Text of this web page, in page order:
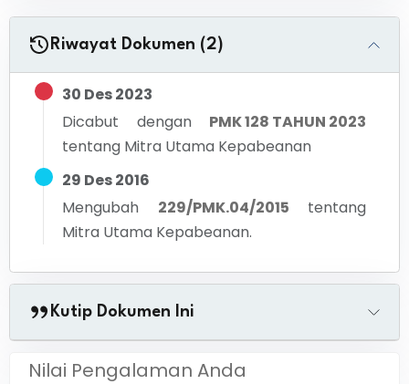
Riwayat Dokumen (2)
30 Des 2023
Dicabut dengan
PMK 128 TAHUN 2023
tentang Mitra Utama Kepabeanan
29 Des 2016
Mengubah
229/PMK.04/2015
tentang
Mitra Utama Kepabeanan.
Kutip Dokumen Ini
Nilai Pengalaman Anda